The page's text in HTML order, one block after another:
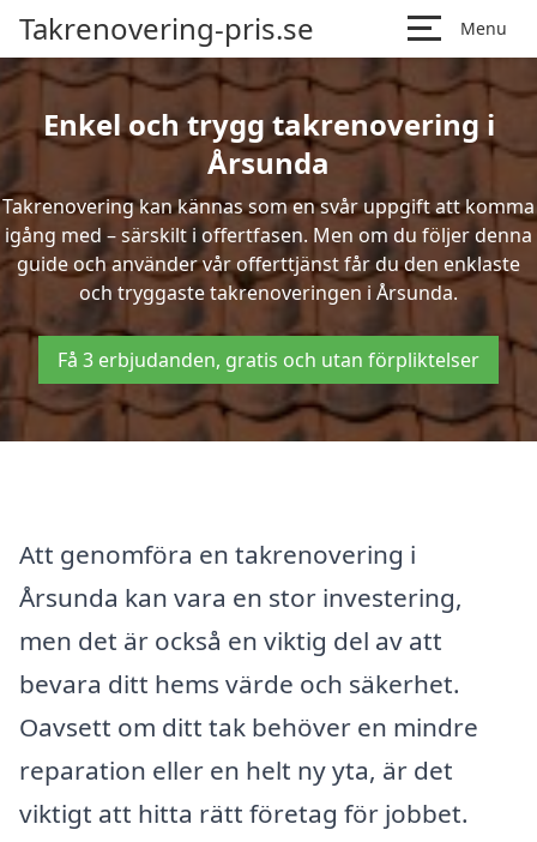
Takrenovering-pris.se Menu
Enkel och trygg takrenovering i
Årsunda
Takrenovering kan kännas som en svår uppgift att komma
igång med – särskilt i offertfasen. Men om du följer denna
guide och använder vår offerttjänst får du den enklaste
och tryggaste takrenoveringen i Årsunda.
Få 3 erbjudanden, gratis och utan förpliktelser
Att genomföra en takrenovering i
Årsunda kan vara en stor investering,
men det är också en viktig del av att
bevara ditt hems värde och säkerhet.
Oavsett om ditt tak behöver en mindre
reparation eller en helt ny yta, är det
viktigt att hitta rätt företag för jobbet.